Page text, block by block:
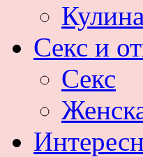
Секс и
Секс